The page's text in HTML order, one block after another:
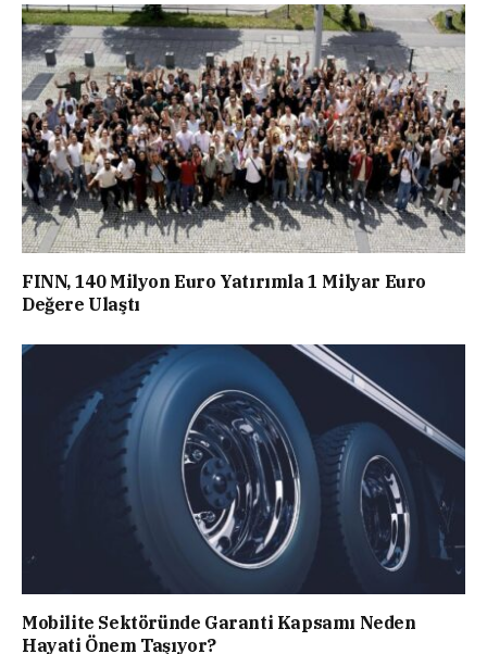
FINN, 140 Milyon Euro Yatırımla 1 Milyar Euro
Değere Ulaştı
Mobilite Sektöründe Garanti Kapsamı Neden
Hayati Önem Taşıyor?